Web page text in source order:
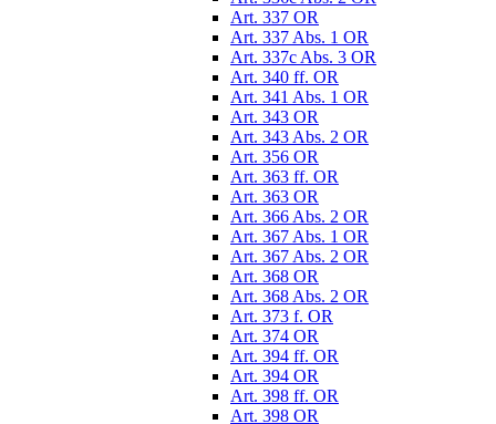
Art. 337 OR
Art. 337 Abs. 1 OR
Art. 337c Abs. 3 OR
Art. 340 ff. OR
Art. 341 Abs. 1 OR
Art. 343 OR
Art. 343 Abs. 2 OR
Art. 356 OR
Art. 363 ff. OR
Art. 363 OR
Art. 366 Abs. 2 OR
Art. 367 Abs. 1 OR
Art. 367 Abs. 2 OR
Art. 368 OR
Art. 368 Abs. 2 OR
Art. 373 f. OR
Art. 374 OR
Art. 394 ff. OR
Art. 394 OR
Art. 398 ff. OR
Art. 398 OR